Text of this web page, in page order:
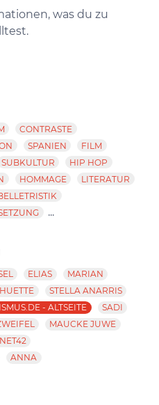
was du zu
CONTRASTE
SPANIEN
FILM
SUBKULTUR
HIP HOP
HOMMAGE
LITERATUR
...
ELIAS
MARIAN
STELLA ANARRIS
- ALTSEITE
SADI
MAUCKE JUWE
ANNA